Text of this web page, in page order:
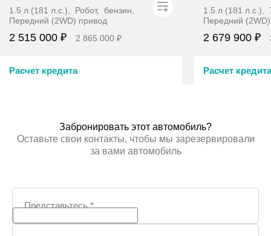
1.5 л (181 л.с.), Робот, бензин,
Передний (2WD) привод
2 515 000 ₽ 2 865 000 ₽
Расчет кредита
1.5 л (181 л.с.),
Передний
2 679 900 ₽
Расчет
Забронировать этот автомобиль?
Оставьте свои контакты, чтобы мы зарезервировали
за вами автомобиль
Представьтесь*